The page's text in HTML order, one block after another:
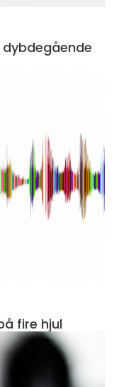
dybdegående
fire hjul